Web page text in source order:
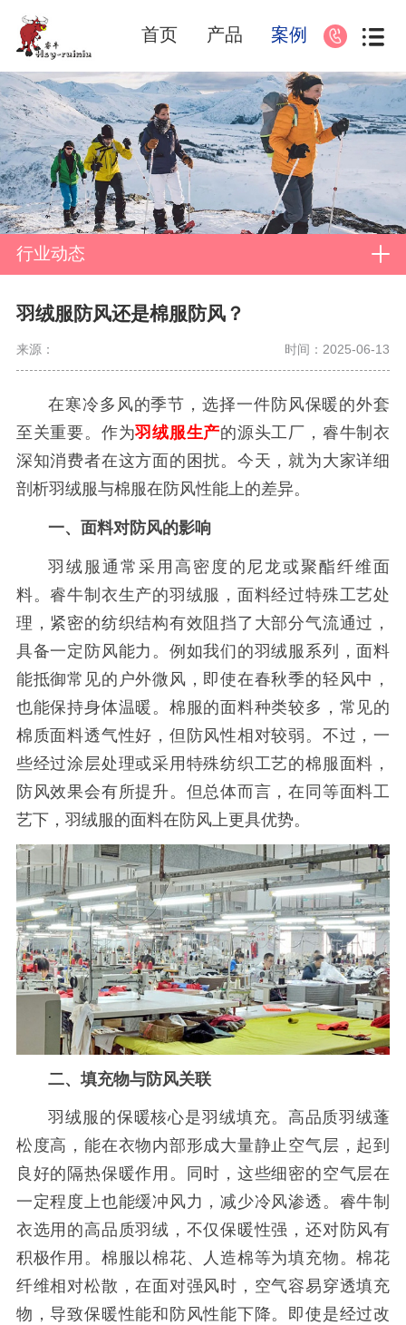
首页 产品 案例
行业动态
羽绒服防风还是棉服防风？
来源： 时间：2025-06-13
在寒冷多风的季节，选择一件防风保暖的外套
至关重要。作为羽绒服生产的源头工厂，睿牛制衣
深知消费者在这方面的困扰。今天，就为大家详细
剖析羽绒服与棉服在防风性能上的差异。
一、面料对防风的影响
羽绒服通常采用高密度的尼龙或聚酯纤维面
料。睿牛制衣生产的羽绒服，面料经过特殊工艺处
理，紧密的纺织结构有效阻挡了大部分气流通过，
具备一定防风能力。例如我们的羽绒服系列，面料
能抵御常见的户外微风，即使在春秋季的轻风中，
也能保持身体温暖。棉服的面料种类较多，常见的
棉质面料透气性好，但防风性相对较弱。不过，一
些经过涂层处理或采用特殊纺织工艺的棉服面料，
防风效果会有所提升。但总体而言，在同等面料工
艺下，羽绒服的面料在防风上更具优势。
二、填充物与防风关联
羽绒服的保暖核心是羽绒填充。高品质羽绒蓬
松度高，能在衣物内部形成大量静止空气层，起到
良好的隔热保暖作用。同时，这些细密的空气层在
一定程度上也能缓冲风力，减少冷风渗透。睿牛制
衣选用的高品质羽绒，不仅保暖性强，还对防风有
积极作用。棉服以棉花、人造棉等为填充物。棉花
纤维相对松散，在面对强风时，空气容易穿透填充
物，导致保暖性能和防风性能下降。即使是经过改